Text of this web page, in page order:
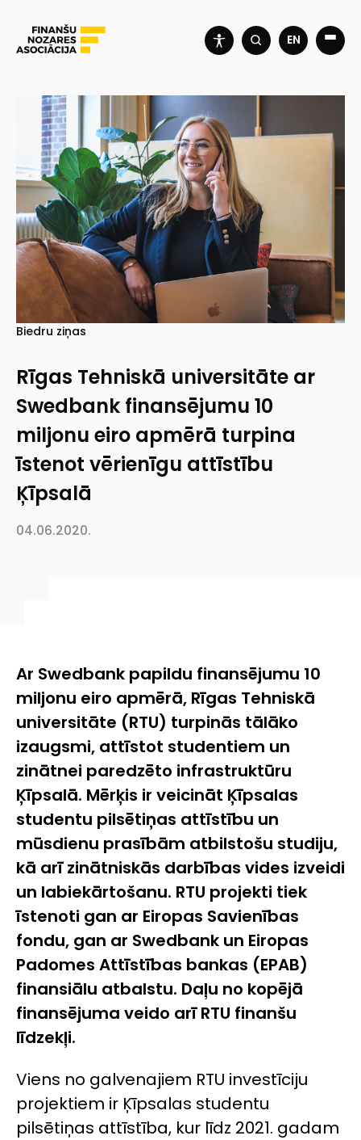
EN
Biedru ziņas
Rīgas Tehniskā universitāte ar
Swedbank finansējumu 10
miljonu eiro apmērā turpina
īstenot vērienīgu attīstību
Ķīpsalā
04.06.2020.
Ar Swedbank papildu finansējumu 10
miljonu eiro apmērā, Rīgas Tehniskā
universitāte (RTU) turpinās tālāko
izaugsmi, attīstot studentiem un
zinātnei paredzēto infrastruktūru
Ķīpsalā. Mērķis ir veicināt Ķīpsalas
studentu pilsētiņas attīstību un
mūsdienu prasībām atbilstošu studiju,
kā arī zinātniskās darbības vides izveidi
un labiekārtošanu. RTU projekti tiek
īstenoti gan ar Eiropas Savienības
fondu, gan ar Swedbank un Eiropas
Padomes Attīstības bankas (EPAB)
finansiālu atbalstu. Daļu no kopējā
finansējuma veido arī RTU finanšu
līdzekļi.
Viens no galvenajiem RTU investīciju
projektiem ir Ķīpsalas studentu
pilsētiņas attīstība, kur līdz 2021. gadam